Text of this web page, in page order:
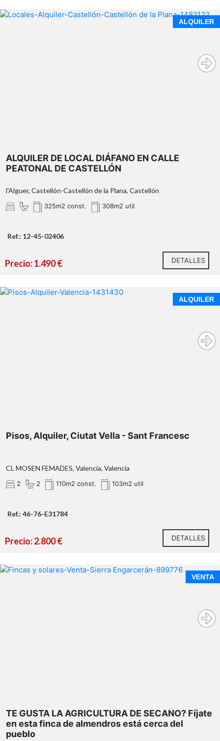
ALQUILER
ALQUILER DE LOCAL DIÁFANO EN CALLE
PEATONAL DE CASTELLÓN
l'Alguer, Castellón-Castellón de la Plana, Castellón
325m2 const. 308m2 util
Ref.: 12-45-02406
Precio: 1.490 € DETALLES
ALQUILER
Pisos, Alquiler, Ciutat Vella - Sant Francesc
CL MOSEN FEMADES, Valencia, Valencia
2 2 110m2 const. 103m2 util
Ref.: 46-76-E31784
Precio: 2.800 € DETALLES
VENTA
TE GUSTA LA AGRICULTURA DE SECANO? Fíjate
en esta finca de almendros está cerca del
pueblo